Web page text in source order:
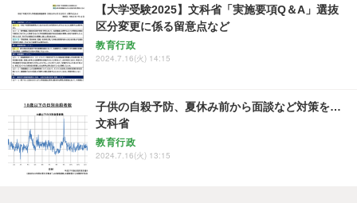
【大学受験2025】文科省「実施要項Q＆A」選抜
区分変更に係る留意点など
教育行政
2024.7.16(火) 14:15
子供の自殺予防、夏休み前から面談など対策を…
文科省
教育行政
2024.7.16(火) 13:15